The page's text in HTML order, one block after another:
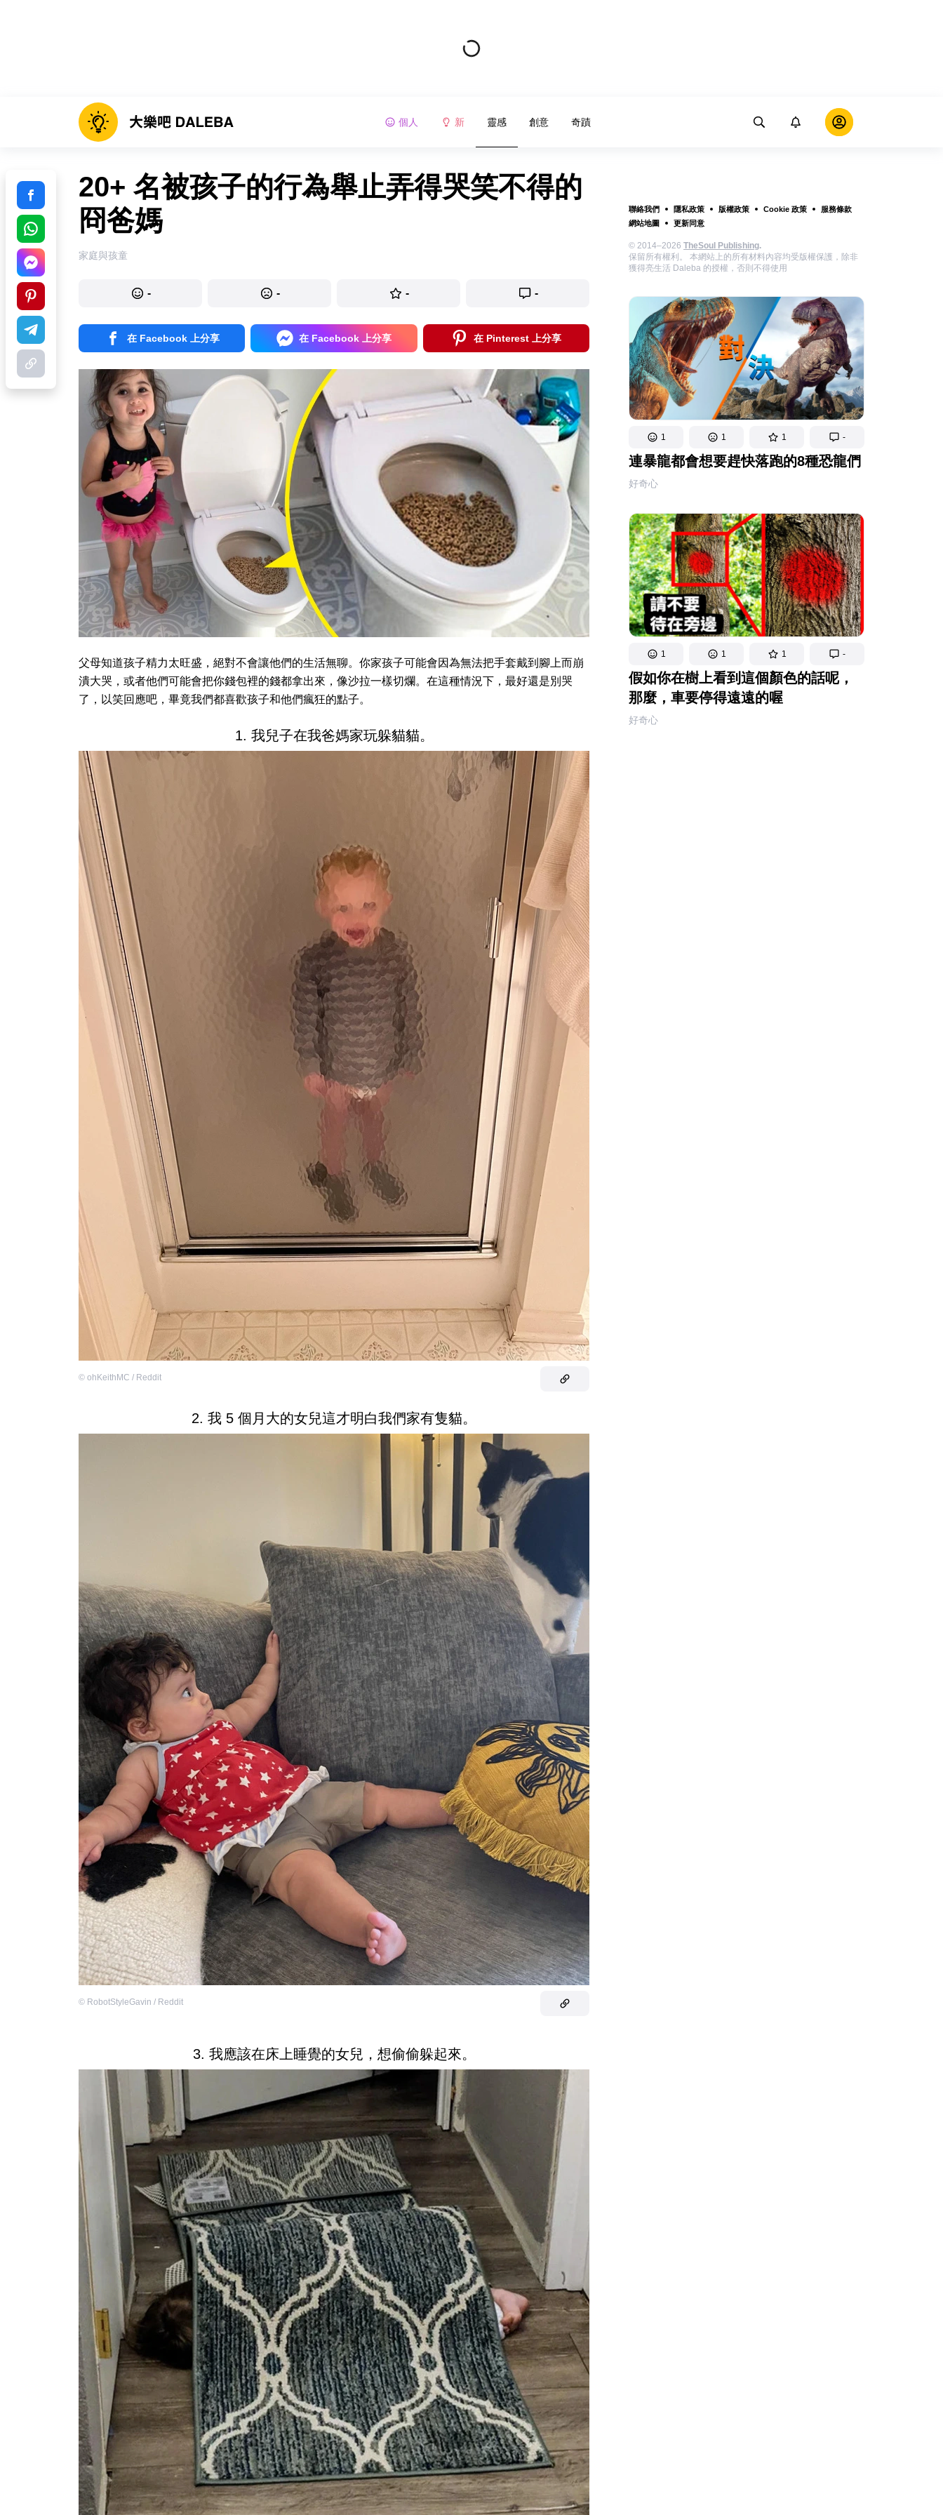
個人 新 靈感 創意 奇蹟
聯絡我們 隱私政策 版權政策 Cookie 政策
服務條款
網站地圖
更新同意
© 2014–2026 TheSoul Publishing.
保留所有權利。 本網站上的所有材料內容均受版權保護，除非
獲得亮生活 Daleba 的授權，否則不得使用
1 1 1 -
連暴龍都會想要趕快落跑的8種恐龍們
好奇心
1 1 1 -
假如你在樹上看到這個顏色的話呢，
那麼，車要停得遠遠的喔
好奇心
20+ 名被孩子的行為舉止弄得哭笑不得的
冏爸媽
家庭與孩童
- - - -
在 Facebook 上分享 在 Facebook 上分享 在 Pinterest 上分享
父母知道孩子精力太旺盛，絕對不會讓他們的生活無聊。你家孩子可能會因為無法把手套戴到腳上而崩
潰大哭，或者他們可能會把你錢包裡的錢都拿出來，像沙拉一樣切爛。在這種情況下，最好還是別哭
了，以笑回應吧，畢竟我們都喜歡孩子和他們瘋狂的點子。
1. 我兒子在我爸媽家玩躲貓貓。
© ohKeithMC / Reddit
2. 我 5 個月大的女兒這才明白我們家有隻貓。
© RobotStyleGavin / Reddit
3. 我應該在床上睡覺的女兒，想偷偷躲起來。